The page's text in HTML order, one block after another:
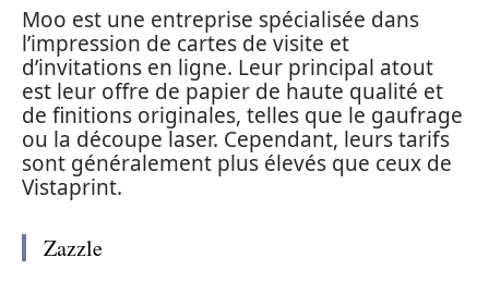
Moo est une entreprise spécialisée dans
l’impression de cartes de visite et
d’invitations en ligne. Leur principal atout
est leur offre de papier de haute qualité et
de finitions originales, telles que le gaufrage
ou la découpe laser. Cependant, leurs tarifs
sont généralement plus élevés que ceux de
Vistaprint.
Zazzle